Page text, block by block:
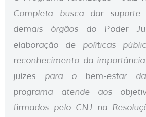
Completa busca dar
demais órgãos do Poder
elaboração de políticas
reconhecimento da
juízes para o bem-estar
programa atende aos
firmados pelo CNJ na